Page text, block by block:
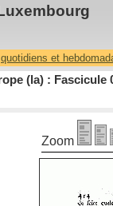
quotidiens et
(la) : Fascicule
Zoom